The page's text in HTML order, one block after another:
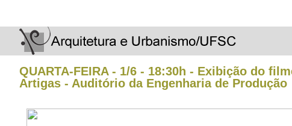
QUARTA-FEIRA - 1/6 - 18:30h - Exibição do
Artigas - Auditório da Engenharia de Produção